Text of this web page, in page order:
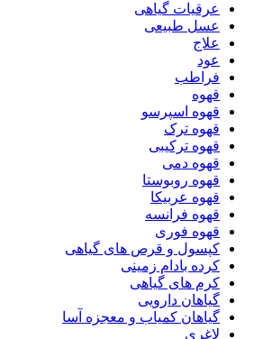
عرقیات گیاهی
عسل طبیعی
علاج
عود
فراطب
قهوه
قهوه اسپرسو
قهوه ترک
قهوه ترکیبی
قهوه دمی
قهوه روبوستا
قهوه عربیکا
قهوه فرانسه
قهوه فوری
کپسول و قرص های گیاهی
کرده بادام زمینی
کرم های گیاهی
گیاهان دارویی
گیاهان کمیاب و معجزه آسا
لاغری